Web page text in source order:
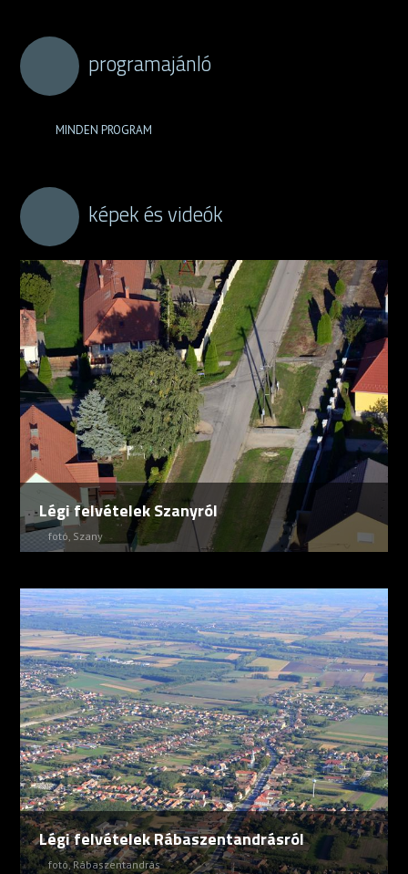
programajánló
MINDEN PROGRAM
képek és videók
Légi felvételek Szanyról
fotó, Szany
Légi felvételek Rábaszentandrásról
fotó,Rábaszentandrás